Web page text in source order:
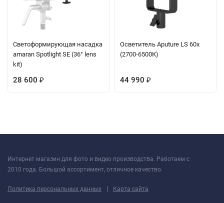
Светоформирующая насадка
amaran Spotlight SE (36° lens
kit)
28 600 ₽
Осветитель Aputure LS 60x
(2700-6500К)
44 990 ₽
Интернет магазин для фото и видео производства. Работаем с
2010 года. Большой ассортимент, отличное качество.
Политика персональных данных | Карта сайта